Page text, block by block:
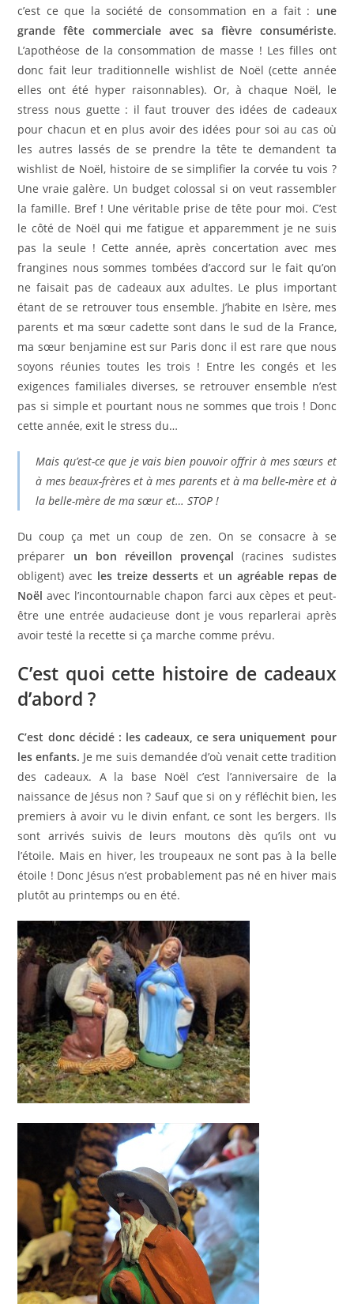
c’est ce que la société de consommation en a fait : une
grande fête commerciale avec sa fièvre consumériste.
L’apothéose de la consommation de masse ! Les filles ont
donc fait leur traditionnelle wishlist de Noël (cette année
elles ont été hyper raisonnables). Or, à chaque Noël, le
stress nous guette : il faut trouver des idées de cadeaux
pour chacun et en plus avoir des idées pour soi au cas où
les autres lassés de se prendre la tête te demandent ta
wishlist de Noël, histoire de se simplifier la corvée tu vois ?
Une vraie galère. Un budget colossal si on veut rassembler
la famille. Bref ! Une véritable prise de tête pour moi. C’est
le côté de Noël qui me fatigue et apparemment je ne suis
pas la seule ! Cette année, après concertation avec mes
frangines nous sommes tombées d’accord sur le fait qu’on
ne faisait pas de cadeaux aux adultes. Le plus important
étant de se retrouver tous ensemble. J’habite en Isère, mes
parents et ma sœur cadette sont dans le sud de la France,
ma sœur benjamine est sur Paris donc il est rare que nous
soyons réunies toutes les trois ! Entre les congés et les
exigences familiales diverses, se retrouver ensemble n’est
pas si simple et pourtant nous ne sommes que trois ! Donc
cette année, exit le stress du…
Mais qu’est-ce que je vais bien pouvoir offrir à mes sœurs et
à mes beaux-frères et à mes parents et à ma belle-mère et à
la belle-mère de ma sœur et… STOP !
Du coup ça met un coup de zen. On se consacre à se
préparer un bon réveillon provençal (racines sudistes
obligent) avec les treize desserts et un agréable repas de
Noël avec l’incontournable chapon farci aux cèpes et peut-
être une entrée audacieuse dont je vous reparlerai après
avoir testé la recette si ça marche comme prévu.
C’est quoi cette histoire de cadeaux
d’abord ?
C’est donc décidé : les cadeaux, ce sera uniquement pour
les enfants. Je me suis demandée d’où venait cette tradition
des cadeaux. A la base Noël c’est l’anniversaire de la
naissance de Jésus non ? Sauf que si on y réfléchit bien, les
premiers à avoir vu le divin enfant, ce sont les bergers. Ils
sont arrivés suivis de leurs moutons dès qu’ils ont vu
l’étoile. Mais en hiver, les troupeaux ne sont pas à la belle
étoile ! Donc Jésus n’est probablement pas né en hiver mais
plutôt au printemps ou en été.